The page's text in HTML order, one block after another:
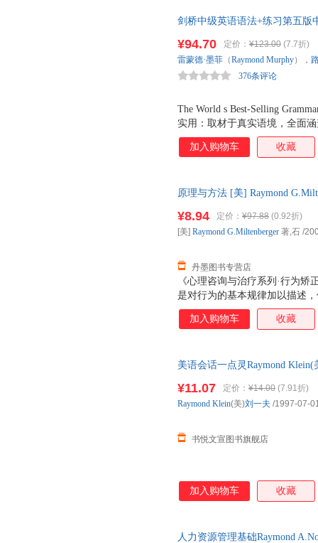
和管理的专业水准。
剑桥中级英语语法+练习第五版
列全新升级。语法学习+丰富练
The World s Best-Selling
实用：取材于真实语境，全面
点，方便读者挑选所需内容。
法，右页编排相应练习，随学
法，可迅速定位相关讲解。 《
级，全面修订语法讲解，更新
的使用语境。 《剑桥中级英语
¥94.70 定价： ¥123.00 (7.7折)
376条评论
雷蒙德·墨菲 （Raymond Murphy），
加入购物车 收藏
原理与方法 [美] Raymond
《心理咨询与治疗系列·行为
是对行为的基本规律加以描述
的；通过描述行为矫正步骤，
¥8.94 定价： ¥97.88 (0.92折)
丹墨图书专营店
[美] Raymond G.Miltenberger 著,石 /
加入购物车 收藏
美语会话一点灵Raymond
¥11.07 定价： ¥14.00 (7.91折)
书悦文宣图书旗舰店
Raymond Klein(美)刘一夫 /1997-07-
加入购物车 收藏
人力资源管理基础Raymond